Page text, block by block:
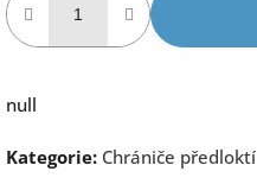
null
Kategorie: Chrániče předloktí